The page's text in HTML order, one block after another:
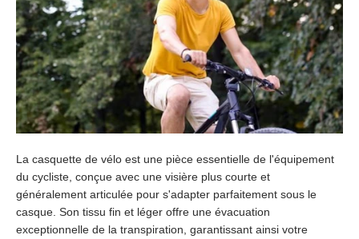
La casquette de vélo est une pièce essentielle de l'équipement
du cycliste, conçue avec une visière plus courte et
généralement articulée pour s'adapter parfaitement sous le
casque. Son tissu fin et léger offre une évacuation
exceptionnelle de la transpiration, garantissant ainsi votre